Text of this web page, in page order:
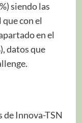
siendo las
con el
en el
datos que
de Innova-TSN